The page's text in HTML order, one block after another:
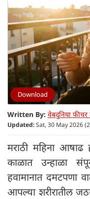
Download
Written By: वेबदुनिया फीचर
Updated:Sat, 30 May 2026
मराठी महिना
काळात उन्हाळा
हवामानात दमटपणा
आपल्या शरीरातील